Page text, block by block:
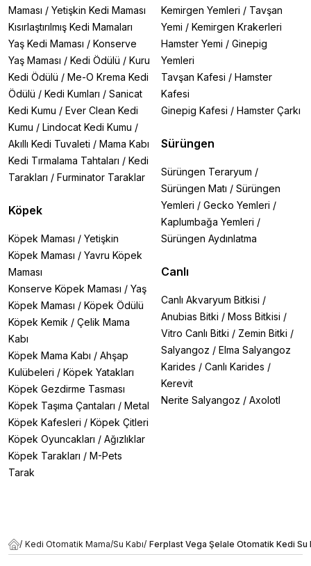
Maması / Yetişkin Kedi Maması
Kısırlaştırılmış Kedi Mamaları
Yaş Kedi Maması / Konserve
Yaş Maması / Kedi Ödülü / Kuru
Kedi Ödülü / Me-O Krema Kedi
Ödülü / Kedi Kumları / Sanicat
Kedi Kumu / Ever Clean Kedi
Kumu / Lindocat Kedi Kumu /
Akıllı Kedi Tuvaleti / Mama Kabı
Kedi Tırmalama Tahtaları / Kedi
Tarakları / Furminator Taraklar
Köpek
Köpek Maması / Yetişkin
Köpek Maması / Yavru Köpek
Maması
Konserve Köpek Maması / Yaş
Köpek Maması / Köpek Ödülü
Köpek Kemik / Çelik Mama
Kabı
Köpek Mama Kabı / Ahşap
Kulübeleri / Köpek Yatakları
Köpek Gezdirme Tasması
Köpek Taşıma Çantaları / Metal
Köpek Kafesleri / Köpek Çitleri
Köpek Oyuncakları / Ağızlıklar
Köpek Tarakları / M-Pets
Tarak
Kemirgen Yemleri / Tavşan
Yemi / Kemirgen Krakerleri
Hamster Yemi / Ginepig
Yemleri
Tavşan Kafesi / Hamster
Kafesi
Ginepig Kafesi / Hamster Çarkı
Sürüngen
Sürüngen Teraryum /
Sürüngen Matı / Sürüngen
Yemleri / Gecko Yemleri /
Kaplumbağa Yemleri /
Sürüngen Aydınlatma
Canlı
Canlı Akvaryum Bitkisi /
Anubias Bitki / Moss Bitkisi /
Vitro Canlı Bitki / Zemin Bitki /
Salyangoz / Elma Salyangoz
Karides / Canlı Karides /
Kerevit
Nerite Salyangoz / Axolotl
/ Kedi Otomatik Mama/Su Kabı/ Ferplast Vega Şelale Otomatik Kedi Su